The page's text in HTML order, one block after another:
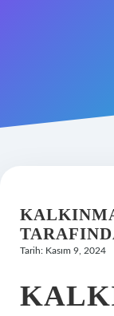
Hakkımızda
Tarih: Kasım 9, 2024